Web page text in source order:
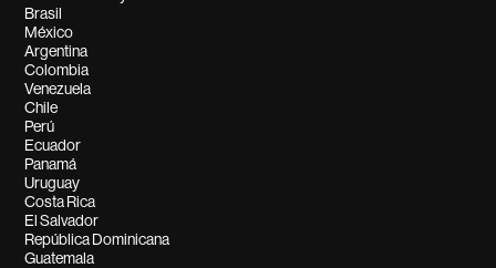
Brasil
México
Argentina
Colombia
Venezuela
Chile
Perú
Ecuador
Panamá
Uruguay
Costa Rica
El Salvador
República Dominicana
Guatemala